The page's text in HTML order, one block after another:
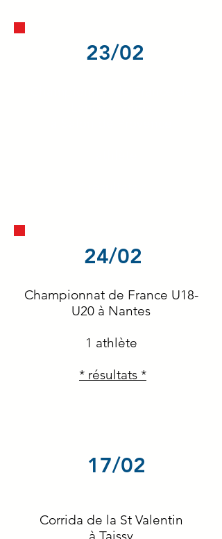
23/02
24/02
Championnat de France U18-
U20 à Nantes
1 athlète
* résultats *
17/02
Corrida de la St Valentin